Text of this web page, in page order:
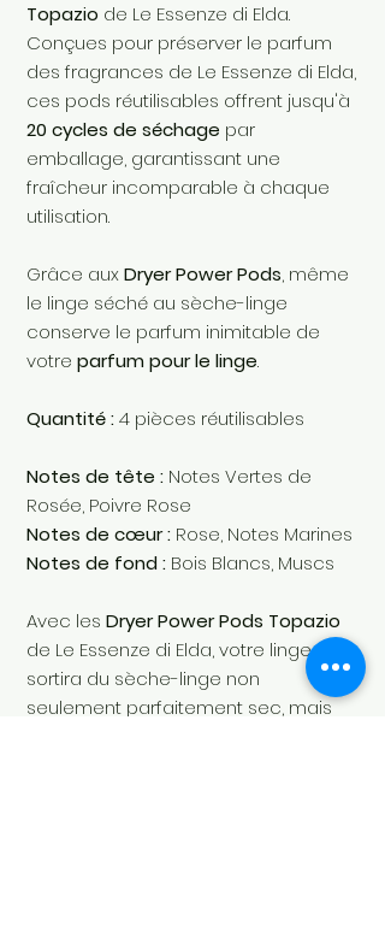
Topazio de Le Essenze di Elda.
Conçues pour préserver le parfum
des fragrances de Le Essenze di Elda,
ces pods réutilisables offrent jusqu'à
20 cycles de séchage par
emballage, garantissant une
fraîcheur incomparable à chaque
utilisation.
Grâce auxDryer Power Pods, même
le linge séché au sèche-linge
conserve le parfum inimitable de
votre parfum pour le linge.
Quantité :4 pièces réutilisables
Notes de tête : Notes Vertes de
Rosée, Poivre Rose
Notes de cœur : Rose, Notes Marines
Notes de fond : Bois Blancs, Muscs
Avec les Dryer Power Pods Topazio
de Le Essenze di Elda, votre linge
sortira du sèche-linge non
seulement parfaitement sec, mais